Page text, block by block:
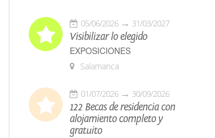
05/06/2026 31/03/2027
Visibilizar lo elegido
EXPOSICIONES
Salamanca
01/07/2026 30/09/2026
122 Becas de residencia con
alojamiento completo y
gratuito